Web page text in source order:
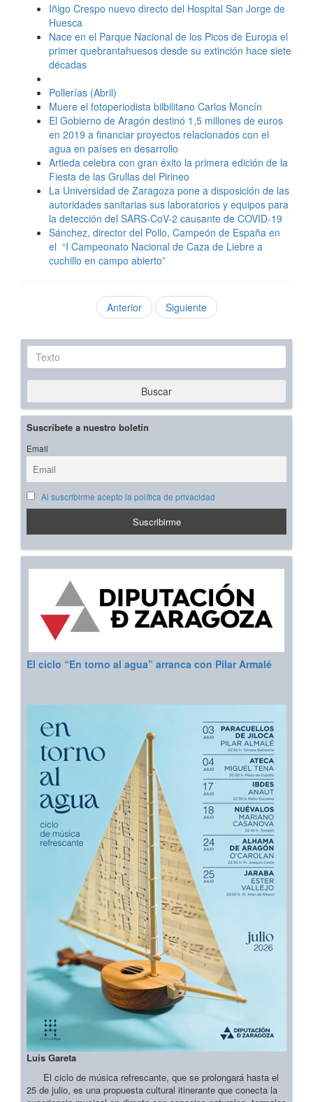
Iñigo Crespo nuevo directo del Hospital San Jorge de
Huesca
Nace en el Parque Nacional de los Picos de Europa el
primer quebrantahuesos desde su extinción hace siete
décadas
Pollerías (Abril)
Muere el fotoperiodista bilbilitano Carlos Moncín
El Gobierno de Aragón destinó 1,5 millones de euros
en 2019 a financiar proyectos relacionados con el
agua en países en desarrollo
Artieda celebra con gran éxito la primera edición de la
Fiesta de las Grullas del Pirineo
La Universidad de Zaragoza pone a disposición de las
autoridades sanitarias sus laboratorios y equipos para
la detección del SARS-CoV-2 causante de COVID-19
Sánchez, director del Pollo, Campeón de España en
el “I Campeonato Nacional de Caza de Liebre a
cuchillo en campo abierto”
Anterior Siguiente
Texto
Buscar
Suscríbete a nuestro boletín
Email
Al suscribirme acepto la política de privacidad
El ciclo “En torno al agua” arranca con Pilar Armalé
Luis Gareta
El ciclo de música refrescante, que se prolongará hasta el
25 de julio, es una propuesta cultural itinerante que conecta la